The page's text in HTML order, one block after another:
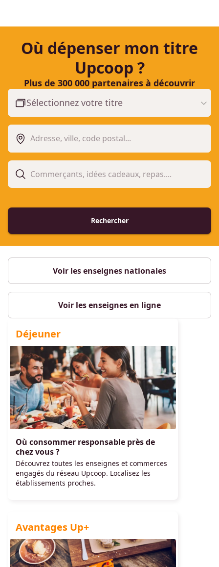
Où dépenser mon titre
Upcoop ?
Plus de 300 000 partenaires à découvrir
Sélectionnez votre titre
Rechercher
Voir les enseignes nationales
Voir les enseignes en ligne
Déjeuner
Où consommer responsable près de
chez vous ?
Découvrez toutes les enseignes et commerces
engagés du réseau Upcoop. Localisez les
établissements proches.
Avantages Up+